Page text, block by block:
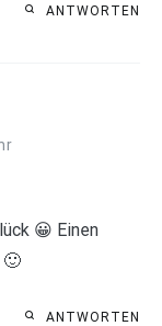
ANTWORTEN
😀 Einen
ANTWORTEN